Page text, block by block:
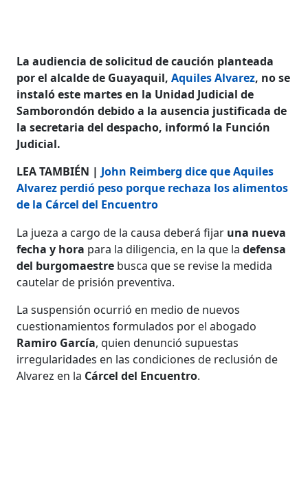
La audiencia de solicitud de caución planteada
por el alcalde de Guayaquil,Aquiles Alvarez, no se
instaló este martes en la Unidad Judicial de
Samborondón debido a la ausencia justificada de
la secretaria del despacho, informó la Función
Judicial.
LEA TAMBIÉN | John Reimberg dice que Aquiles
Alvarez perdió peso porque rechaza los alimentos
de la Cárcel del Encuentro
La jueza a cargo de la causa deberá fijar una nueva
fecha y hora para la diligencia, en la que la defensa
del burgomaestre busca que se revise la medida
cautelar de prisión preventiva.
La suspensión ocurrió en medio de nuevos
cuestionamientos formulados por el abogado
Ramiro García, quien denunció supuestas
irregularidades en las condiciones de reclusión de
Alvarez en la Cárcel del Encuentro.